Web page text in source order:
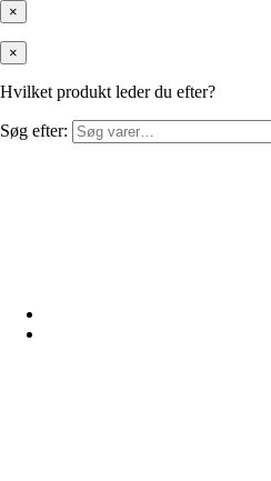
×
×
Hvilket produkt leder du efter?
Søg efter: